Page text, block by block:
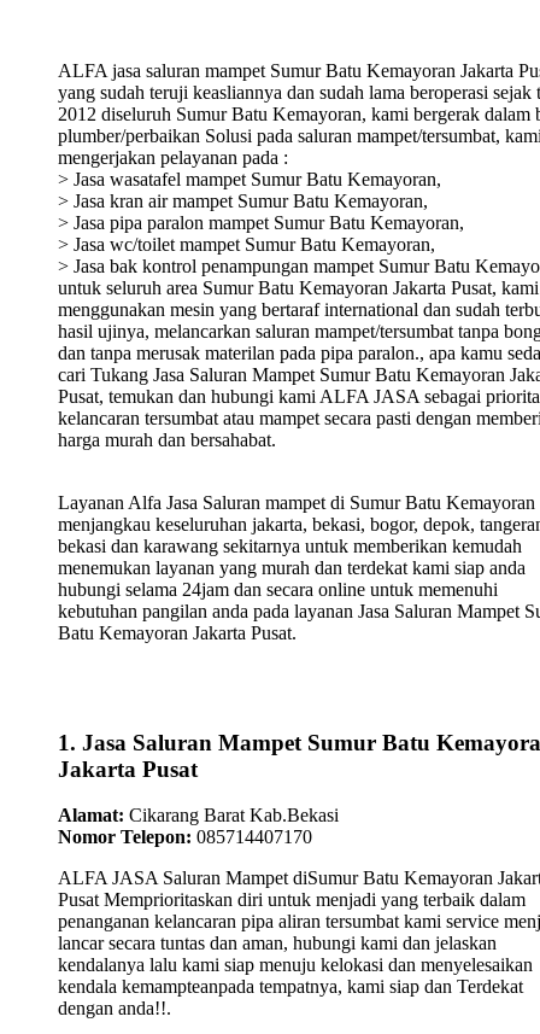
ALFA jasa saluran mampet Sumur Batu Kemayoran Jakarta
yang sudah teruji keasliannya dan sudah lama beroperasi sejak
2012 diseluruh Sumur Batu Kemayoran, kami bergerak dalam
plumber/perbaikan Solusi pada saluran mampet/tersumbat,
mengerjakan pelayanan pada :
> Jasa wasatafel mampet Sumur Batu Kemayoran,
> Jasa kran air mampet Sumur Batu Kemayoran,
> Jasa pipa paralon mampet Sumur Batu Kemayoran,
> Jasa wc/toilet mampet Sumur Batu Kemayoran,
> Jasa bak kontrol penampungan mampet Sumur Batu
untuk seluruh area Sumur Batu Kemayoran Jakarta Pusat, kami
menggunakan mesin yang bertaraf international dan sudah
hasil ujinya, melancarkan saluran mampet/tersumbat tanpa
dan tanpa merusak materilan pada pipa paralon., apa kamu
cari Tukang Jasa Saluran Mampet Sumur Batu Kemayoran
Pusat, temukan dan hubungi kami ALFA JASA sebagai
kelancaran tersumbat atau mampet secara pasti dengan
harga murah dan bersahabat.
Layanan Alfa Jasa Saluran mampet di Sumur Batu Kemayoran
menjangkau keseluruhan jakarta, bekasi, bogor, depok,
bekasi dan karawang sekitarnya untuk memberikan kemudah
menemukan layanan yang murah dan terdekat kami siap anda
hubungi selama 24jam dan secara online untuk memenuhi
kebutuhan pangilan anda pada layanan Jasa Saluran Mampet
Batu Kemayoran Jakarta Pusat.
1. Jasa Saluran Mampet Sumur Batu
Jakarta Pusat
Alamat: Cikarang Barat Kab.Bekasi
Nomor Telepon: 085714407170
ALFA JASA Saluran Mampet diSumur Batu Kemayoran
Pusat Memprioritaskan diri untuk menjadi yang terbaik dalam
penanganan kelancaran pipa aliran tersumbat kami service
lancar secara tuntas dan aman, hubungi kami dan jelaskan
kendalanya lalu kami siap menuju kelokasi dan menyelesaikan
kendala kemampteanpada tempatnya, kami siap dan Terdekat
dengan anda!!.